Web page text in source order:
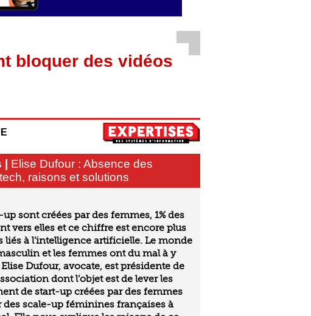
bloquer des vidéos
Elise Dufour : Absence des
raisons et solutions
up sont créées par des femmes, 1% des
vers elles et ce chiffre est encore plus
liés à l’intelligence artificielle. Le monde
et les femmes ont du mal à y
Dufour, avocate, est présidente de
dont l’objet est de lever les
de start-up créées par des femmes
des scale-up féminines françaises à